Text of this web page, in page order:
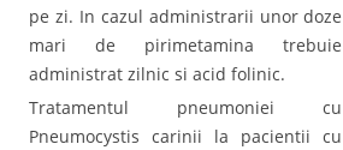
pe zi. In cazul administrarii unor doze
mari de pirimetamina trebuie
administrat zilnic si acid folinic.
Tratamentul pneumoniei cu
Pneumocystis carinii la pacientii cu